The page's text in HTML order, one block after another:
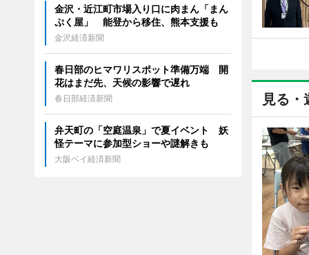
見る・
金沢・近江町市場入り口に肉まん「まん
ぷく屋」 能登から移住、熊本支援も
金沢経済新聞
春日部のヒマワリスポット準備万端 開
花はまだ先、天候の影響で遅れ
春日部経済新聞
弁天町の「空庭温泉」で夏イベント 妖
怪テーマに参加型ショーや謎解きも
大阪ベイ経済新聞